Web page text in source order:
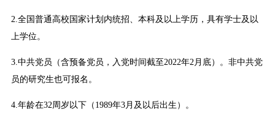
2.全国普通高校国家计划内统招、本科及以上学历，具有学士及以
上学位。
3.中共党员（含预备党员，入党时间截至2022年2月底）。非中共党
员的研究生也可报名。
4.年龄在32周岁以下（1989年3月及以后出生）。